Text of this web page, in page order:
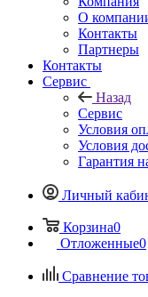
О
Контакты
Партнеры
Контакты
Сервис
Назад
Сервис
Условия
Условия
Гарантия
Личный
Корзина0
Отложенные0
Сравнение